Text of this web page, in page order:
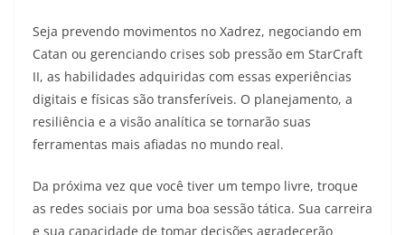
Seja prevendo movimentos no Xadrez, negociando em
Catan ou gerenciando crises sob pressão em StarCraft
II, as habilidades adquiridas com essas experiências
digitais e físicas são transferíveis. O planejamento, a
resiliência e a visão analítica se tornarão suas
ferramentas mais afiadas no mundo real.
Da próxima vez que você tiver um tempo livre, troque
as redes sociais por uma boa sessão tática. Sua carreira
e sua capacidade de tomar decisões agradecerão